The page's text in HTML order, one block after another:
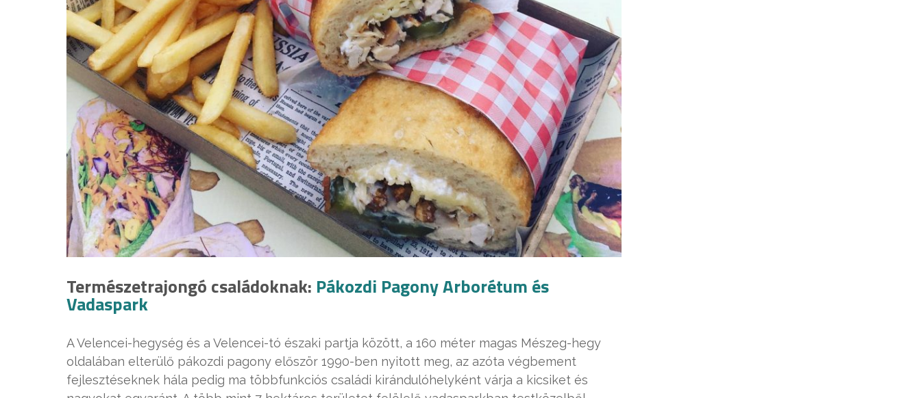
Természetrajongó családoknak: Pákozdi Pagony Arborétum és
Vadaspark
A Velencei-hegység és a Velencei-tó északi partja között, a 160 méter magas Mészeg-hegy
oldalában elterülő pákozdi pagony először 1990-ben nyitott meg, az azóta végbement
fejlesztéseknek hála pedig ma többfunkciós családi kirándulóhelyként várja a kicsiket és